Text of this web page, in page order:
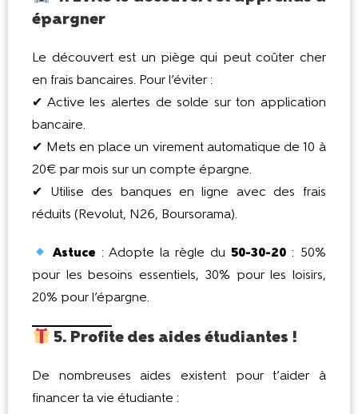
épargner
Le découvert est un piège qui peut coûter cher
en frais bancaires. Pour l’éviter :
✔ Active les alertes de solde sur ton application
bancaire.
✔ Mets en place un virement automatique de 10 à
20€ par mois sur un compte épargne.
✔ Utilise des banques en ligne avec des frais
réduits (Revolut, N26, Boursorama).
Astuce : Adopte la règle du50-30-20 : 50%
pour les besoins essentiels, 30% pour les loisirs,
20% pour l’épargne.
5. Profite des aides étudiantes !
De nombreuses aides existent pour t’aider à
financer ta vie étudiante :